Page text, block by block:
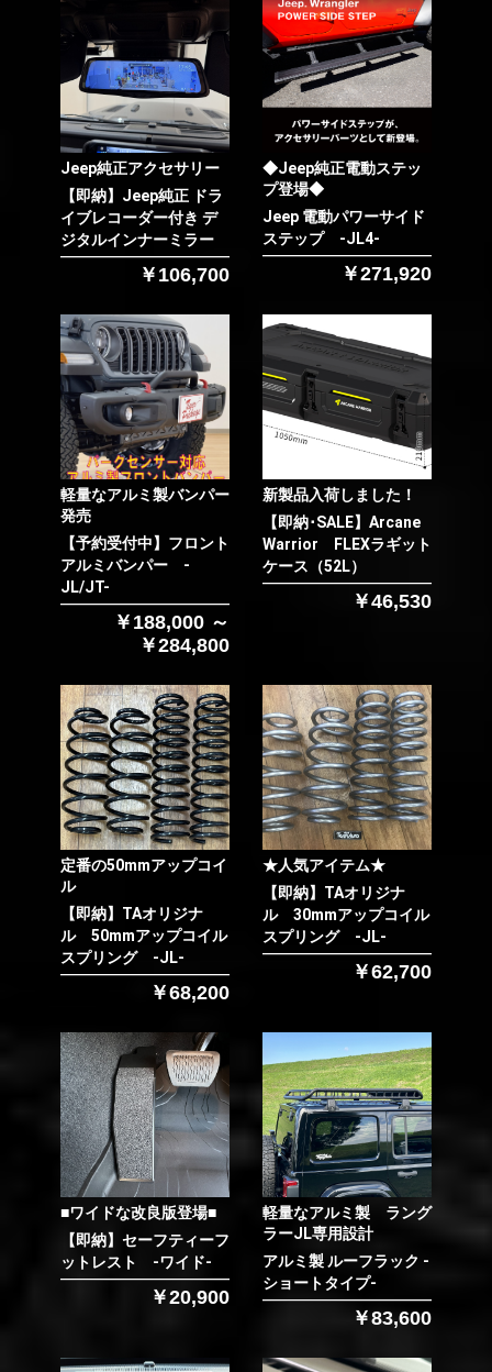
お買い物を続ける カートへ進む
Jeep純正アクセサリー
【即納】Jeep純正 ドラ
イブレコーダー付き デ
ジタルインナーミラー
￥106,700
◆Jeep純正電動ステッ
プ登場◆
Jeep 電動パワーサイド
ステップ -JL4-
￥271,920
軽量なアルミ製バンパー
発売
【予約受付中】フロント
アルミバンパー -
JL/JT-
￥188,000 ～
￥284,800
新製品入荷しました！
【即納･SALE】Arcane
Warrior FLEXラギット
ケース（52L）
￥46,530
定番の50mmアップコイ
ル
【即納】TAオリジナ
ル 50mmアップコイル
スプリング -JL-
￥68,200
★人気アイテム★
【即納】TAオリジナ
ル 30mmアップコイル
スプリング -JL-
￥62,700
■ワイドな改良版登場■
【即納】セーフティーフ
ットレスト -ワイド-
￥20,900
軽量なアルミ製 ラング
ラーJL専用設計
アルミ製 ルーフラック -
ショートタイプ-
￥83,600